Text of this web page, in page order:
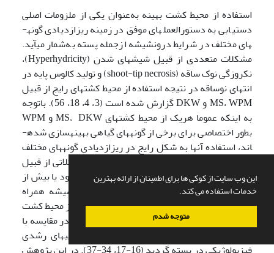
این وب سایت از کوکی ها برای اطمینان از ارائه بهترین
خدمات استفاده می کند.
متوجه شدم
استفاده از محیط ­کشت بهینه به‌عنوان یکی از ملزومات اصلی
دستیابی به دستورالعمل­های موفق در زمینه ریزازدیادی گونه­
های مختلف در شرایط درون­شیشه ازجمله پسته به‌شمار می­آید.
مشکلات متعددی از قبیل شیشه­ای شدن (Hyperhydricity)،
نکروزگی نوک ساقه (shoot-tip necrosis) و تولید کالوس پایه در
انتهای نوساقه در نتیجه استفاده از محیط ­کشت­های رایج از قبیل
MS، WPM و DKW گزارش شده است (3، 4، 18، 56). باتوجه
به اینکه عموما هریک از محیط­ کشت­های MS، DKW و WPM
بطور اختصاصی برای برخی از گونه­های گیاهی بهینه­سازی شده­
اند، استفاده آنها به شکل رایج در ریزازدیادی گونه­های مختلف
گیاهی، در موارد متعدد عموما همراه با بروز مشکلاتی از قبیل
فقر یا مسمویت عنصر و عناصر خاص (ناشی از کمبود یا بیش از
حد آستانه تحمل رشدی گیاه) در شرایط درون­شیشه همراه
بوده است (8، 9، 28). در مطالعات پیشین استفاده از محیط ­کشت
GNH به دلیل برخی تغییرات در عناصر پرمصرف در مقایسه با
MS، منجر به کاهش و یا حذف برخی از نارسایی­های رشدی